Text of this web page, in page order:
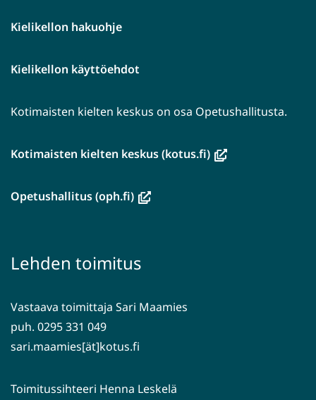
Kielikellon hakuohje
Kielikellon käyttöehdot
Kotimaisten kielten keskus on osa Opetushallitusta.
Kotimaisten kielten keskus (kotus.fi)(avautuu
Opetushallitus (oph.fi)(avautuu
toiseen
Lehden toimitus
Vastaava toimittaja Sari Maamies
puh. 0295 331 049
sari.maamies[ät]kotus.fi
Toimitussihteeri Henna Leskelä